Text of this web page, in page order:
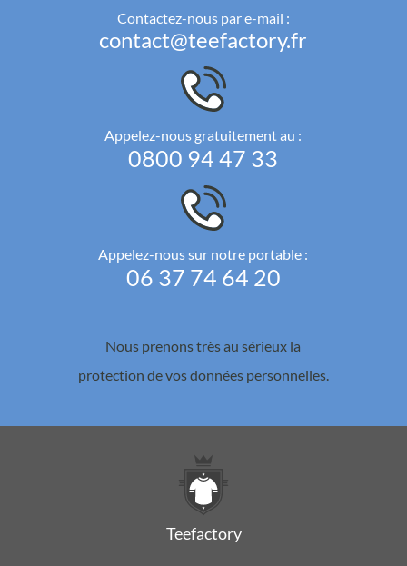
Contactez-nous par e-mail :
contact@teefactory.fr
Appelez-nous gratuitement au :
0800 94 47 33
Appelez-nous sur notre portable :
06 37 74 64 20
Nous prenons très au sérieux la
protection de vos données personnelles.
Teefactory